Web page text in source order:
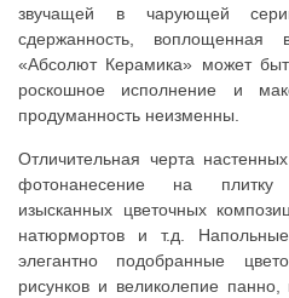
звучащей в чарующей
сдержанность,
«Абсолют Керамика» может
роскошное исполнение и
продуманность неизменны.
Отличительная черта
фотонанесение на плитку
изысканных цветочных
натюрмортов и т.д.
элегантно подобранные
рисунков и великолепие